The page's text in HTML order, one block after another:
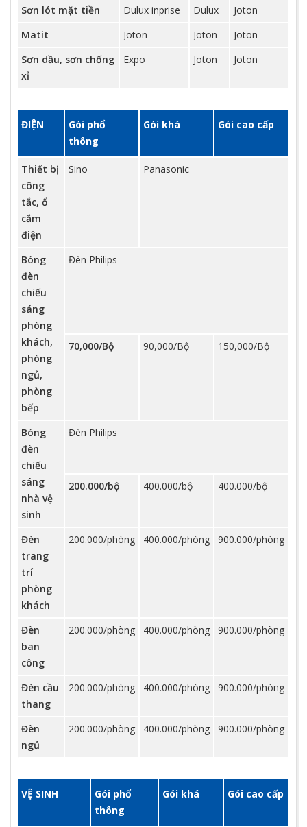
Sơn lót mặt tiền Dulux inprise Dulux
Joton
Matit
Joton Joton
Joton
Sơn dầu, sơn chống
xỉ
Expo Joton Joton
ĐIỆN
Gói phổ
thông
Gói khá Gói cao cấp
Thiết bị
công
tắc, ổ
cắm
điện
Sino Panasonic
Bóng
đèn
chiếu
sáng
phòng
khách,
phòng
ngủ,
phòng
bếp
Đèn Philips
70,000/Bộ 90,000/Bộ 150,000/Bộ
Bóng
đèn
chiếu
sáng
nhà vệ
sinh
Đèn Philips
200.000/bộ 400.000/bộ 400.000/bộ
Đèn
trang
trí
phòng
khách
200.000/phòng 400.000/phòng 900.000/phòng
Đèn
ban
công
200.000/phòng 400.000/phòng 900.000/phòng
Đèn cầu
thang
200.000/phòng 400.000/phòng 900.000/phòng
Đèn
ngủ
200.000/phòng 400.000/phòng 900.000/phòng
VỆ SINH
Gói phổ
thông
Gói khá Gói cao cấp